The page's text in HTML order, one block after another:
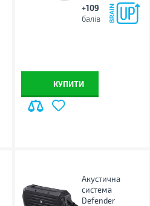
+109
балів
КУПИТИ
Акустична
система
Defender